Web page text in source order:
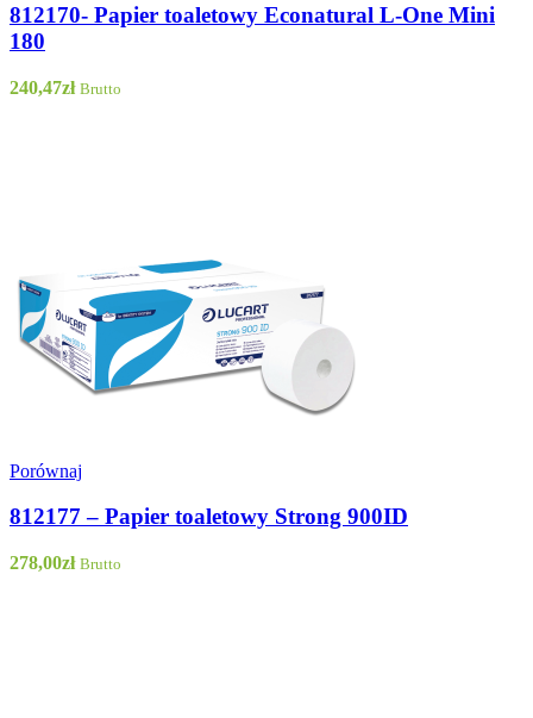
812170- Papier toaletowy Econatural L-One Mini
180
240,47zł Brutto
Porównaj
812177 – Papier toaletowy Strong 900ID
278,00zł Brutto